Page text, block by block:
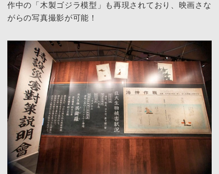
作中の「木製ゴジラ模型」も再現されており、映画さな
がらの写真撮影が可能！